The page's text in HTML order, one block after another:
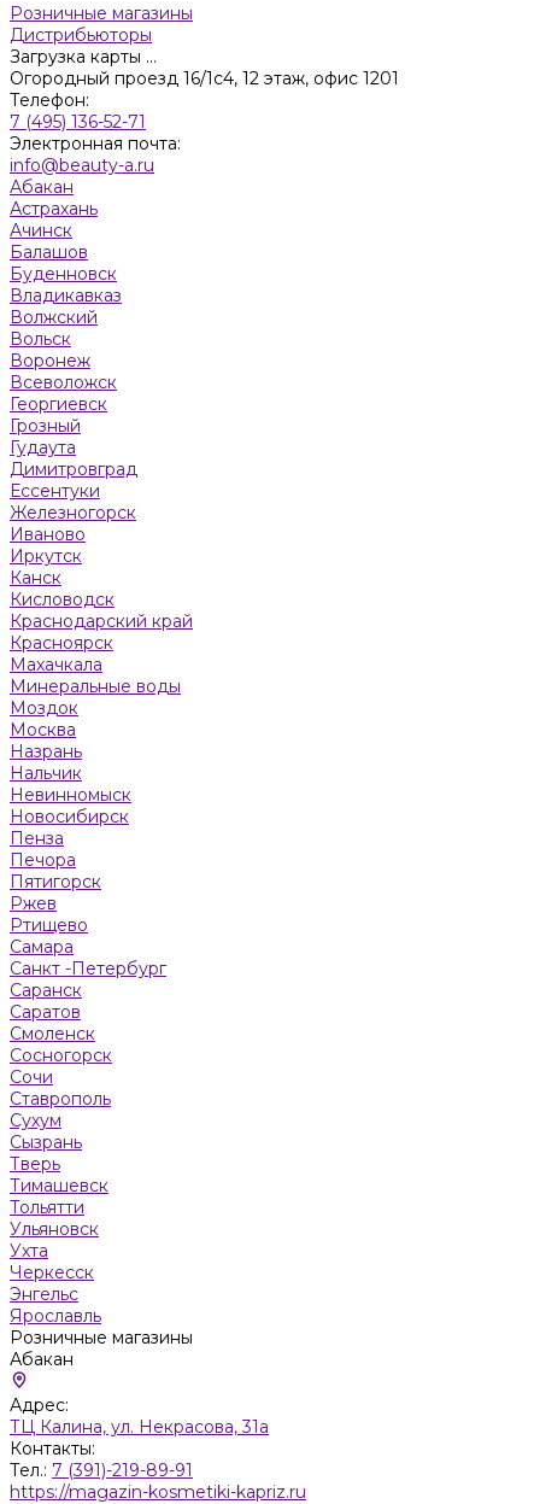
Розничные магазины
Дистрибьюторы
Загрузка карты ...
Огородный проезд 16/1с4, 12 этаж, офис 1201
Телефон:
7 (495) 136-52-71
Электронная почта:
info@beauty-a.ru
Абакан
Астрахань
Ачинск
Балашов
Буденновск
Владикавказ
Волжский
Вольск
Воронеж
Всеволожск
Георгиевск
Грозный
Гудаута
Димитровград
Ессентуки
Железногорск
Иваново
Иркутск
Канск
Кисловодск
Краснодарский край
Красноярск
Махачкала
Минеральные воды
Моздок
Москва
Назрань
Нальчик
Невинномыск
Новосибирск
Пенза
Печора
Пятигорск
Ржев
Ртищево
Самара
Санкт -Петербург
Саранск
Саратов
Смоленск
Сосногорск
Сочи
Ставрополь
Сухум
Сызрань
Тверь
Тимашевск
Тольятти
Ульяновск
Ухта
Черкесск
Энгельс
Ярославль
Розничные магазины
Абакан
Адрес:
ТЦ Калина, ул. Некрасова, 31а
Контакты:
Тел.: 7 (391)-219-89-91
https://magazin-kosmetiki-kapriz.ru